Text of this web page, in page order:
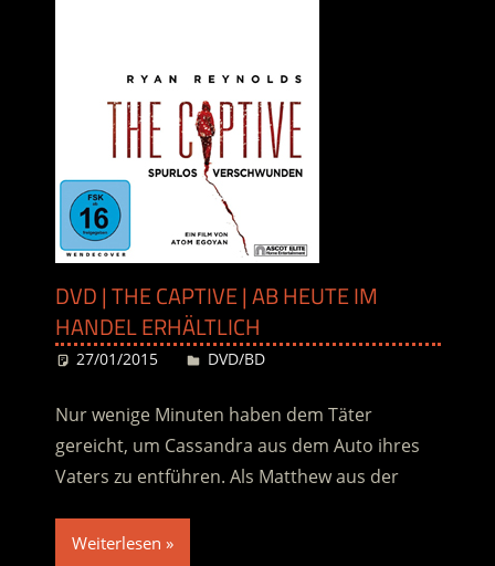
DVD | THE CAPTIVE | AB HEUTE IM
HANDEL ERHÄLTLICH
27/01/2015 Desiree
DVD/BD
Nur wenige Minuten haben dem Täter
gereicht, um Cassandra aus dem Auto ihres
Vaters zu entführen. Als Matthew aus der
Weiterlesen